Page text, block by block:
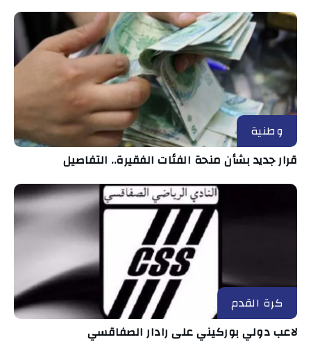
وطنية
قرار جديد بشأن منحة الفئات الفقيرة.. التفاصيل
كرة القدم
لاعب دولي بوركيني على رادار الصفاقسي